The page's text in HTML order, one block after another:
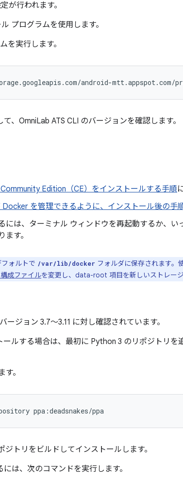
が行われます。
プログラムを使用します。
を実行します。
て、OmniLab ATS CLI のバージョンを確認します。
Edition（CE）をインストールする手順
を管理できるように、インストール後の手
には、ターミナル ウィンドウを再起動するか、い
す。
ォルトで /var/lib/docker フォルダに保存されます。
成ファイルを変更し、data-root 項目を新しいストレージ
ージョン 3.7～3.11 に対し確認されています。
ルする場合は、最初に Python 3 のリポジトリを
。
ジトリをビルドしてインストールします。
は、次のコマンドを実行します。